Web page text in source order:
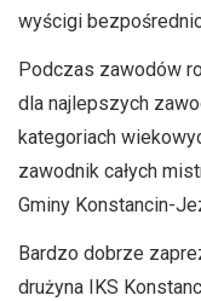
wyścigi
Podczas zawodów
dla najlepszych
kategoriach
zawodnik całych
Gminy Konstancin-
Bardzo dobrze
drużyna IKS